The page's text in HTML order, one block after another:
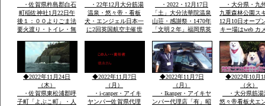
・佐賀県杵島郡白石
町稲佐神社1月22日午
後１：００よりごま法
要火渡り・トイレ・無
大分県九重森林公園ス
キー場・日本一夢大吊
橋・ラムサール湿原坊
がつる・九州最高所天
然温泉法華院
・22年12月大分筋湯
温泉・悠々帝・看板
犬・エンジェル日本一
に2回英国航空主催世
ｓ://chinanews.jp・中
国経済新聞web版日本
載
・2022・12月17日
「土」大分法華院温泉
山荘・感謝祭・1470年
「文明２年」福岡県英
「現」弘蔵岳久・自然
を守り・九州最高所天
然温泉・場内には観音
堂も・国立公園ラムサ
ール湿原内
・大分県・九
九重森林公園ス
12月10日オープ
キー場はweb カ
岡市からスキー
バスＯＫ・JR
豊後森駅前・高
インターバス停
す
◆2022年11月24日
（木）
・佐賀県東松浦郡呼
子町「よぶこ町」・人
◆2022年11月7日
（月）
・i-canper・アイキ
ヤンパー佐賀県代理
◆2022年11月7日
（月）
・Ikanper・アイキヤ
ンパー代理店「有」昭
◆2022年10月
（火）
・大分県筋湯
悠々帝看板犬エ